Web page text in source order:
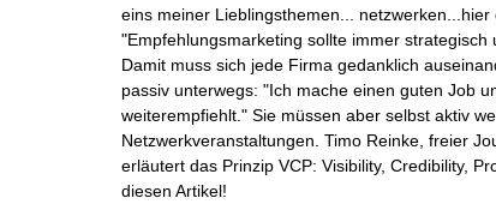
eins meiner Lieblingsthemen... netzwerken...hier
"Empfehlungsmarketing sollte immer strategisch
Damit muss sich jede Firma gedanklich
passiv unterwegs: "Ich mache einen guten Job
weiterempfiehlt." Sie müssen aber selbst aktiv
Netzwerkveranstaltungen. Timo Reinke, freier
erläutert das Prinzip VCP: Visibility, Credibility,
diesen Artikel!